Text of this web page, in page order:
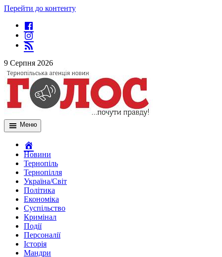
Перейти до контенту
9 Серпня 2026
Меню
Новини
Тернопіль
Тернопілля
Україна/Світ
Політика
Економіка
Суспільство
Кримінал
Події
Персоналії
Історія
Мандри